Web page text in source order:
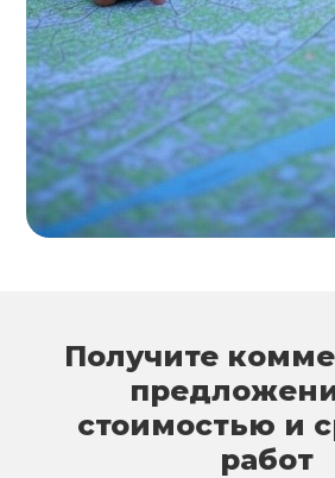
Получите
стоимостью и
работ